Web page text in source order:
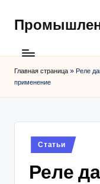
Главная страница » Реле
применение
Posted
in
Статьи
Реле